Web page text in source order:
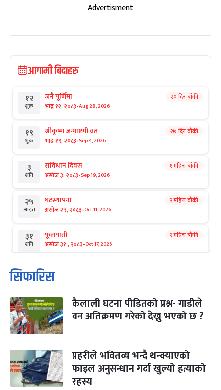
Advertisment
आगामी बिदाहरु
१२
शुक्र
जनै पूर्णिमा
भाद्र १२, २०८३-Aug 28, 2026
२० दिन बाँकी
१९
शुक्र
श्रीकृष्ण जन्माष्टमी व्रत
भाद्र १९, २०८३-Sep 4, 2026
२७ दिन बाँकी
३
शनि
संविधान दिवस
असोज ३, २०८३-Sep 19, 2026
१ महिना बाँकी
२५
आइत
घटस्थापना
असोज २५, २०८३-Oct 11, 2026
२ महिना बाँकी
३१
शनि
फूलपाती
असोज ३१ , २०८३-Oct 17, 2026
२ महिना बाँकी
१
आइत
कार्तिक सङ्क्रान्ति
कार्तिक १, २०८३
३
मंगल
महानवमी
कार्तिक ३, २०८३- Oct 20, 2026
२ महिना बाँकी
४
बुध कार्तिक ४, २०८३ Oct 21, 2026
५
बिहि
पापा‌ङ्कुशा एकादशी व्रत
कार्तिक ५, २०८३-Oct 22, 2026
२ महिना बाँकी
सिफारिस
कैलाली घटना पीडितको प्रश्न- गाडीले
वन अतिक्रमण गरेको देख्नु भएको छ ?
प्रहरीले भवितव्य भन्दै थन्क्याएको
फाइल अनुसन्धान गर्दा खुल्यो हत्याको
रहस्य